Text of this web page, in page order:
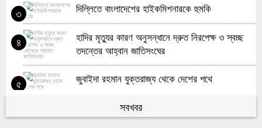
৩ দিল্লিতে বাংলাদেশের হাইকমিশনারকে হুমকি
৪
হাদির মৃত্যুর কারণ অনুসন্ধানে দ্রুত নিরপেক্ষ ও স্বচ্ছ
তদন্তের আহ্বান জাতিসংঘের
৫ জুবাইদা রহমান যুক্তরাজ্য থেকে দেশের পথে
যুক্তরাজ্যের চিকিৎসকদল খালেদা জিয়ার চিকিৎসায় ঢাকায়
এলো
সবখবর